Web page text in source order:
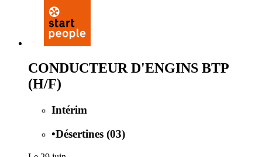
CONDUCTEUR D'ENGINS BTP
(H/F)
Intérim
•Désertines (03)